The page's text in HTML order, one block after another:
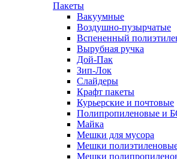
Пакеты
Вакуумные
Воздушно-пузырчатые
Вспененный
Вырубная ручка
Дой-Пак
Зип-Лок
Слайдеры
Крафт пакеты
Курьерские и почтовые
Полипропиленовые и
Майка
Мешки для мусора
Мешки
Мешки